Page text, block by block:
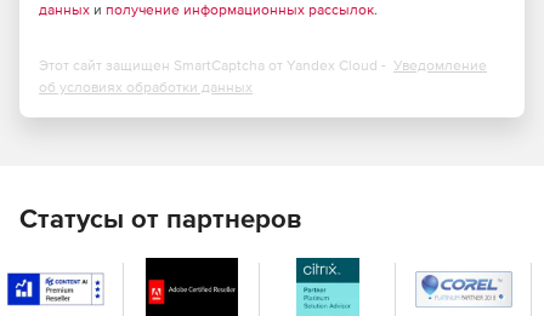
данных и получение информационных рассылок.
Этот сайт защищен SmartCaptcha от Yandex Cloud - Уведомление
об условиях обработки данных
Статусы от партнеров